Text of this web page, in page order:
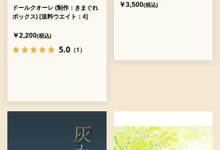
ドールクオーレ (制作：きまぐれ
ボックス) [送料ウエイト：4]
￥2,200(税込)
5.0 （1）
￥3,500(税込)